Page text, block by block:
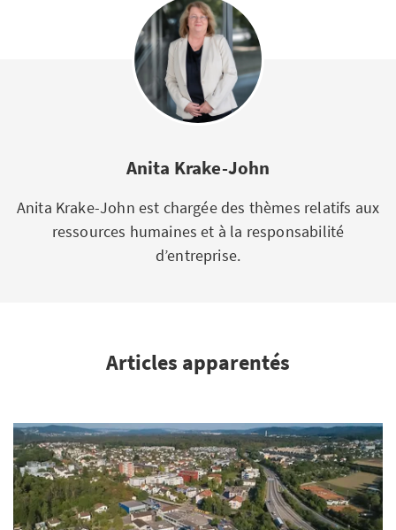
Anita Krake-John
Anita Krake-John est chargée des thèmes relatifs aux
ressources humaines et à la responsabilité
d’entreprise.
Articles apparentés